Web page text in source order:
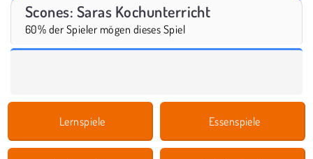
Scones: Saras Kochunterricht
60% der Spieler mögen dieses Spiel
Lernspiele Essenspiele